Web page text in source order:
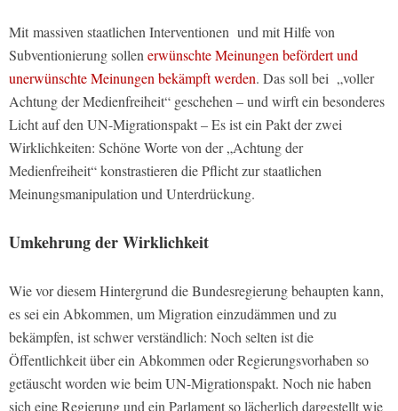
Mit massiven staatlichen Interventionen und mit Hilfe von
Subventionierung sollen erwünschte Meinungen befördert und
unerwünschte Meinungen bekämpft werden. Das soll bei „voller
Achtung der Medienfreiheit“ geschehen – und wirft ein besonderes
Licht auf den UN-Migrationspakt – Es ist ein Pakt der zwei
Wirklichkeiten: Schöne Worte von der „Achtung der
Medienfreiheit“ konstrastieren die Pflicht zur staatlichen
Meinungsmanipulation und Unterdrückung.
Umkehrung der Wirklichkeit
Wie vor diesem Hintergrund die Bundesregierung behaupten kann,
es sei ein Abkommen, um Migration einzudämmen und zu
bekämpfen, ist schwer verständlich: Noch selten ist die
Öffentlichkeit über ein Abkommen oder Regierungsvorhaben so
getäuscht worden wie beim UN-Migrationspakt. Noch nie haben
sich eine Regierung und ein Parlament so lächerlich dargestellt wie